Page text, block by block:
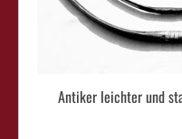
Antiker leichter und